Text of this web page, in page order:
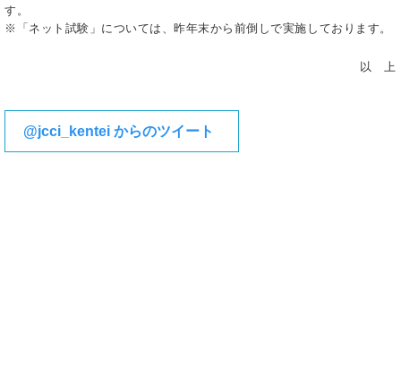
す。
※「ネット試験」については、昨年末から前倒しで実施しております。
以 上
@jcci_kentei からのツイート